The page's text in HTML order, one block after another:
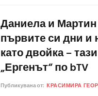
Даниела и
първите си дни и
като двойка –
„Ергенът“ по bTV
Публикувана от: КРАСИМИРА